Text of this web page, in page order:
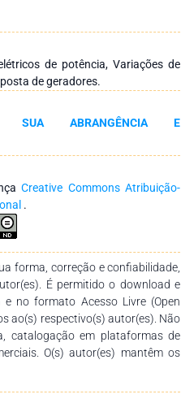
mais diversos recursos e meios
as características
de potência, Variações de
de geradores.
SUA ABRANGÊNCIA E
Creative Commons Atribuição-
.
forma, correção e confiabilidade,
É permitido o download e
no formato Acesso Livre (Open
ao(s) respectivo(s) autor(es). Não
catalogação em plataformas de
O(s) autor(es) mantêm os